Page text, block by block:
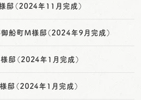
邸（2024年11月完成）
船町M様邸（2024年9月完成）
邸（2024年1月完成）
邸（2024年1月完成）